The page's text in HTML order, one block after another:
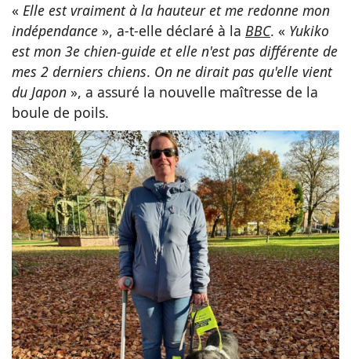
« Elle est vraiment à la hauteur et me redonne mon
indépendance », a-t-elle déclaré à la BBC. « Yukiko
est mon 3e chien-guide et elle n'est pas différente de
mes 2 derniers chiens. On ne dirait pas qu'elle vient
du Japon », a assuré la nouvelle maîtresse de la
boule de poils.